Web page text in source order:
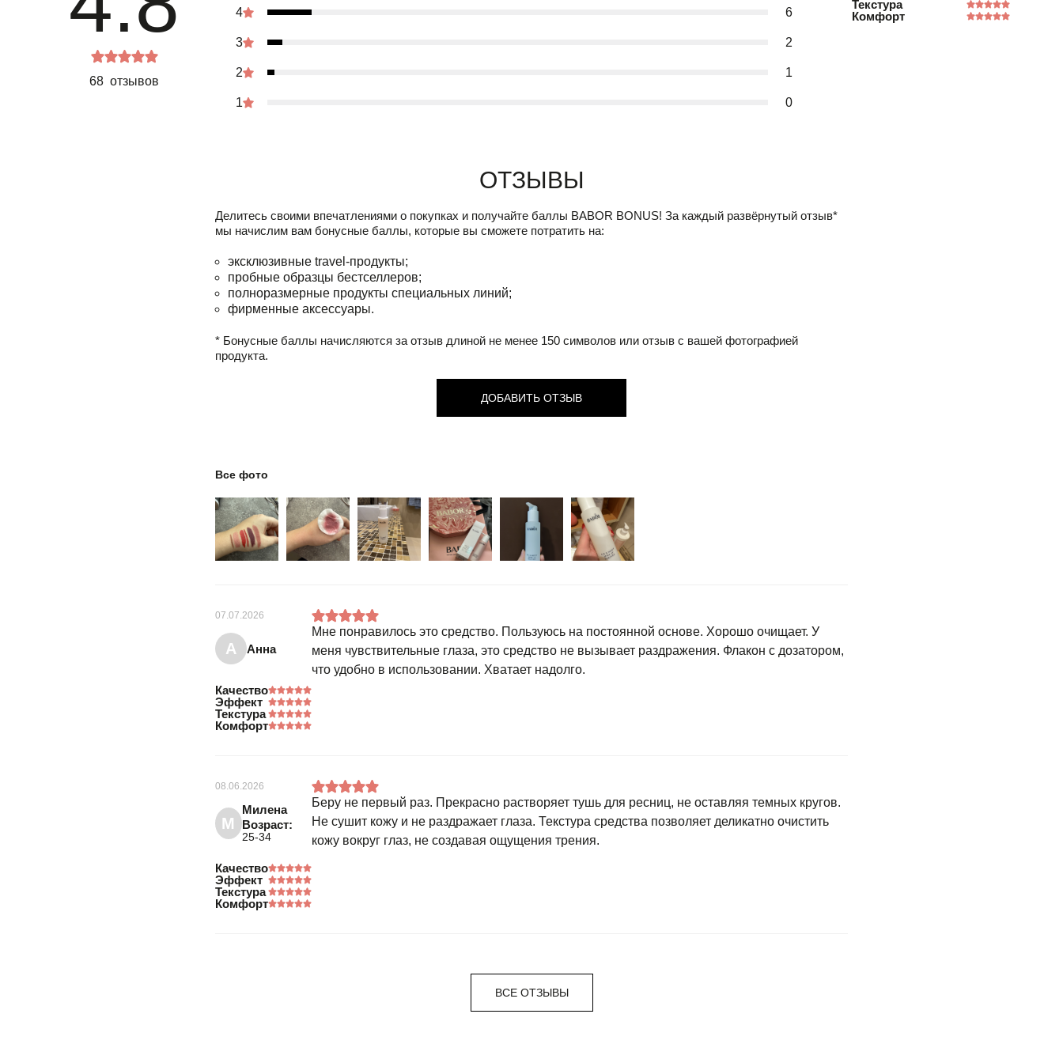
68 отзывов
4 6
3 2
2 1
1 0
Текстура
Комфорт
Отзывы
Делитесь своими впечатлениями о покупках и получайте баллы BABOR BONUS! За каждый развёрнутый отзыв*
мы начислим вам бонусные баллы, которые вы сможете потратить на:
эксклюзивные travel-продукты;
пробные образцы бестселлеров;
полноразмерные продукты специальных линий;
фирменные аксессуары.
* Бонусные баллы начисляются за отзыв длиной не менее 150 символов или отзыв с вашей фотографией
продукта.
ДОБАВИТЬ ОТЗЫВ
Все фото
07.07.2026
А Анна
Качество
Эффект
Текстура
Комфорт
Мне понравилось это средство. Пользуюсь на постоянной основе. Хорошо очищает. У
меня чувствительные глаза, это средство не вызывает раздражения. Флакон с дозатором,
что удобно в использовании. Хватает надолго.
08.06.2026
М
Милена
Возраст:
25-34
Качество
Эффект
Текстура
Комфорт
Беру не первый раз. Прекрасно растворяет тушь для ресниц, не оставляя темных кругов.
Не сушит кожу и не раздражает глаза. Текстура средства позволяет деликатно очистить
кожу вокруг глаз, не создавая ощущения трения.
ВСЕ ОТЗЫВЫ